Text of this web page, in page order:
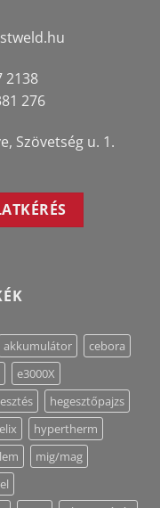
2138
276
Szövetség u. 1.
akkumulátor
cebora
e3000X
hegesztőpajzs
hypertherm
mig/mag